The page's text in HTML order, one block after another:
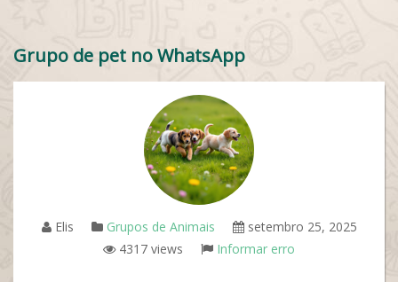
Grupo de pet no WhatsApp
Elis Grupos de Animais
setembro 25, 2025
4317 views
Informar erro